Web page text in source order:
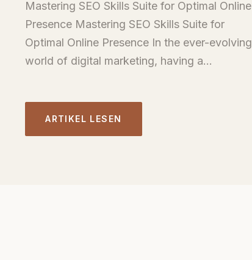
Mastering SEO Skills Suite for Optimal Online
Presence Mastering SEO Skills Suite for
Optimal Online Presence In the ever-evolving
world of digital marketing, having a...
ARTIKEL LESEN